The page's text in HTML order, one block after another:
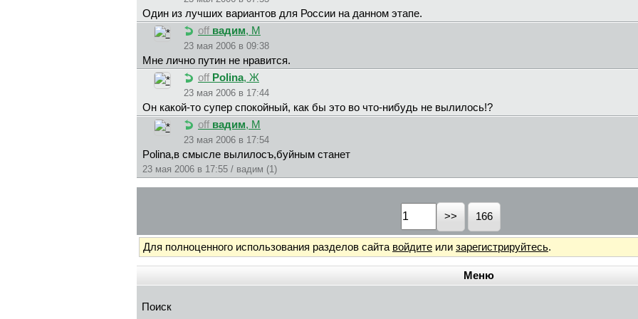
Один из лучших вариантов для России на данном этапе.
off вaдим, М
23 мая 2006 в 09:38
Мне лично путин не нравится.
off Polina, Ж
23 мая 2006 в 17:44
Он какой-то супер спокойный, как бы это во что-нибудь не вылилось!?
off вaдим, М
23 мая 2006 в 17:54
Polina,в смысле вылилосъ,буйным станет
23 мая 2006 в 17:55 / вaдим (1)
166
Для полноценного использования разделов сайта войдите или зарегистрируйтесь.
Меню
Поиск